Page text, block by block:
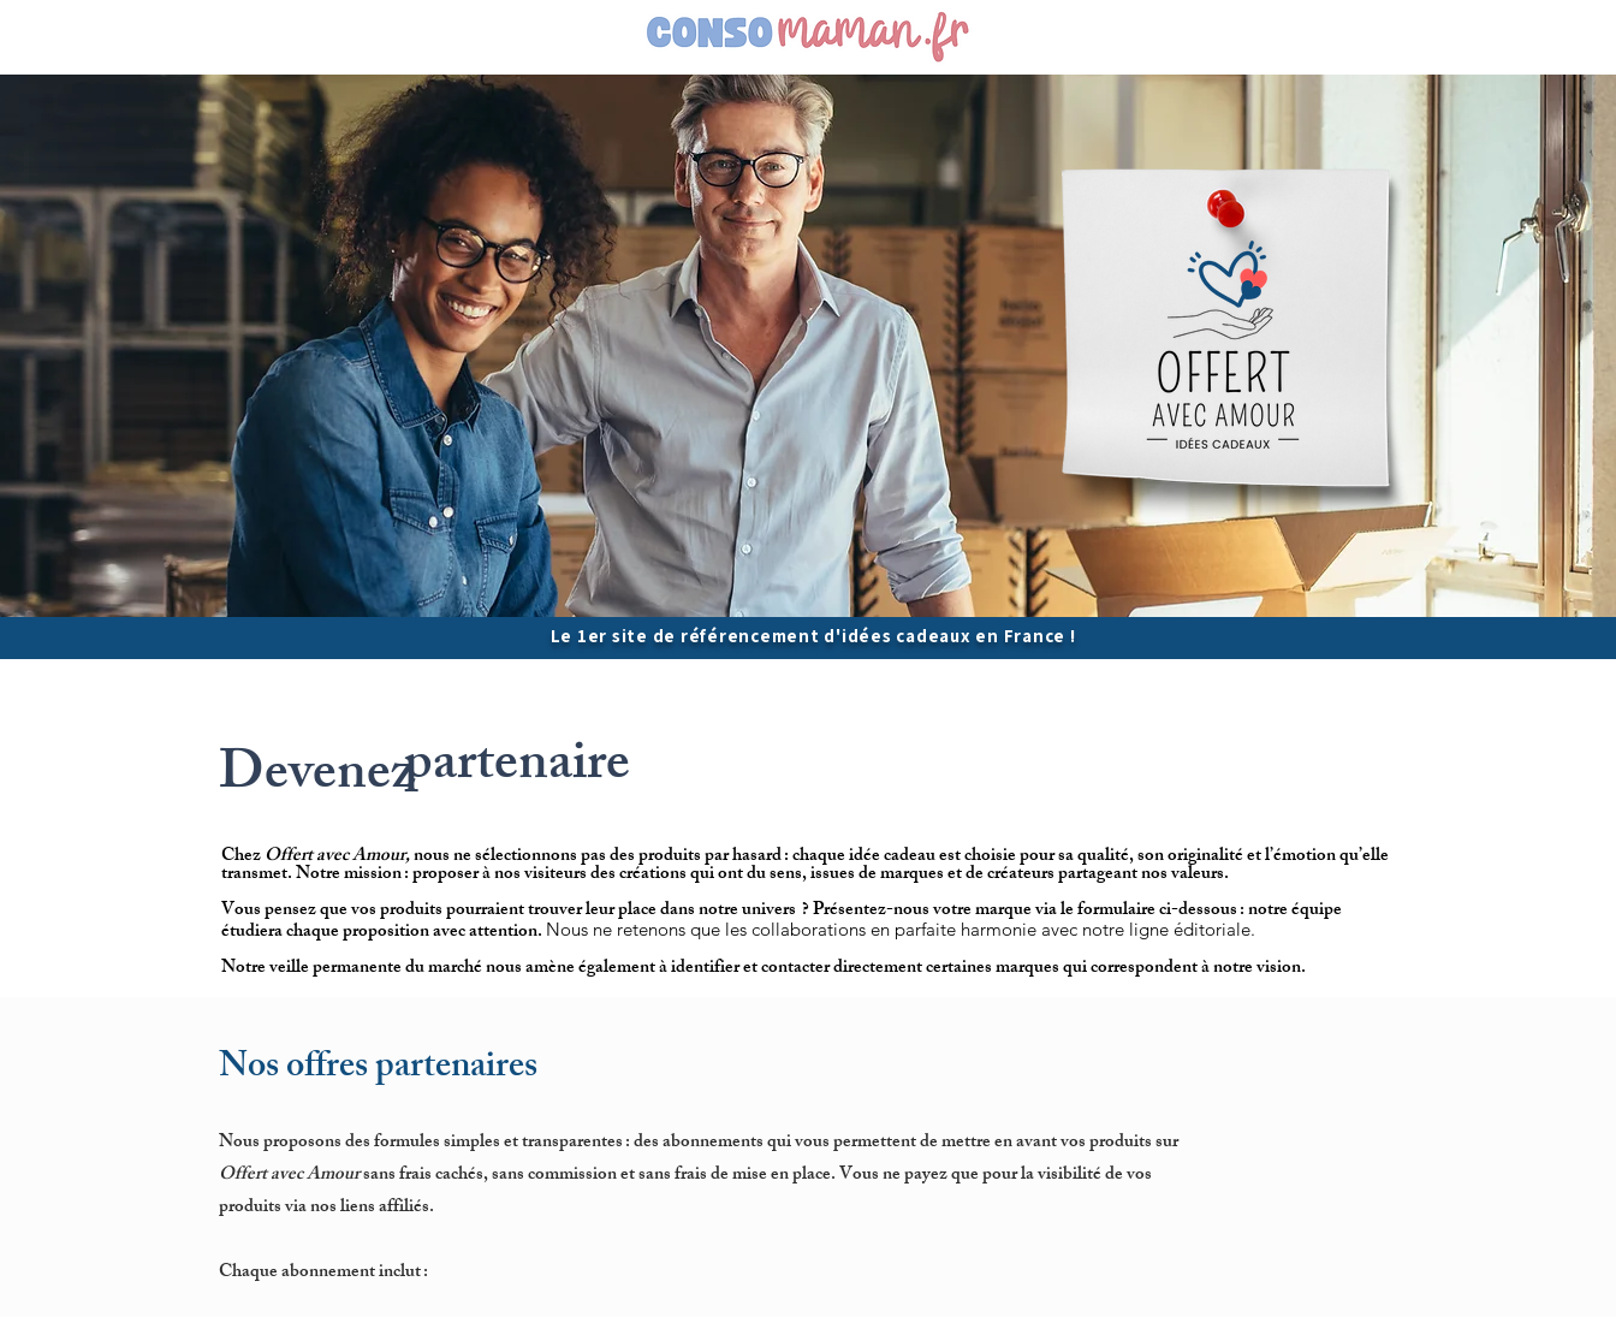
Le 1er site de référencement d'idées cadeaux en France !
Devenezpartenaire
ChezOffert avec Amour,nous ne sélectionnons pas des produits par hasard : chaque idée cadeau est choisie pour sa qualité, son originalité et l’émotion qu’elle
transmet. Notre mission : proposer à nos visiteurs des créations qui ont du sens, issues de marques et de créateurs partageant nos valeurs.
Vous pensez que vos produits pourraient trouver leur place dans notre univers ? Présentez-nous votre marque via le formulaire ci-dessous : notre équipe
étudiera chaque proposition avec attention. Nous ne retenons que les collaborations en parfaite harmonie avec notre ligne éditoriale.
Notre veille permanente du marché nous amène également à identifier et contacter directement certaines marques qui correspondent à notre vision.
Nos offres partenaires
Nous proposons des formules simples et transparentes : des abonnements qui vous permettent de mettre en avant vos produits sur
Offert avec Amoursans frais cachés, sans commission et sans frais de mise en place. Vous ne payez que pour la visibilité de vos
produits via nos liens affiliés.
Chaque abonnement inclut :